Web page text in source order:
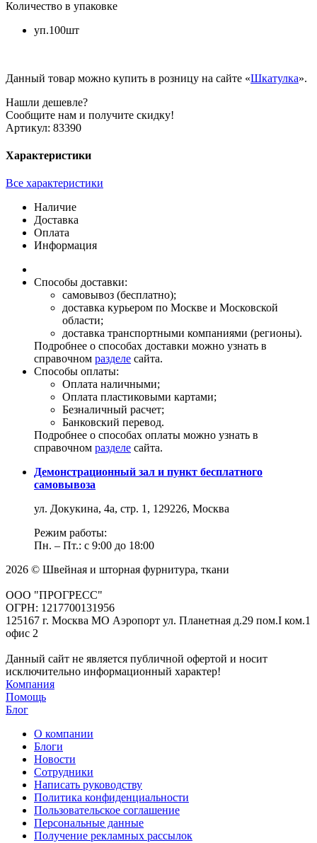
Количество в упаковке
уп.100шт
Данный товар можно купить в розницу на сайте «Шкатулка».
Нашли дешевле?
Сообщите нам и получите скидку!
Артикул: 83390
Характеристики
Все характеристики
Наличие
Доставка
Оплата
Информация
Способы доставки:
самовывоз (бесплатно);
доставка курьером по Москве и Московской
области;
доставка транспортными компаниями (регионы).
Подробнее о способах доставки можно узнать в
справочном разделе сайта.
Способы оплаты:
Оплата наличными;
Оплата пластиковыми картами;
Безналичный расчет;
Банковский перевод.
Подробнее о способах оплаты можно узнать в
справочном разделе сайта.
Демонстрационный зал и пункт бесплатного
самовывоза
ул. Докукина, 4а, стр. 1, 129226, Москва
Режим работы:
Пн. – Пт.: с 9:00 до 18:00
2026 © Швейная и шторная фурнитура, ткани
ООО "ПРОГРЕСС"
ОГРН: 1217700131956
125167 г. Москва МО Аэропорт ул. Планетная д.29 пом.I ком.1
офис 2
Данный сайт не является публичной офертой и носит
исключительно информационный характер!
Компания
Помощь
Блог
О компании
Блоги
Новости
Сотрудники
Написать руководству
Политика конфиденциальности
Пользовательское соглашение
Персональные данные
Получение рекламных рассылок